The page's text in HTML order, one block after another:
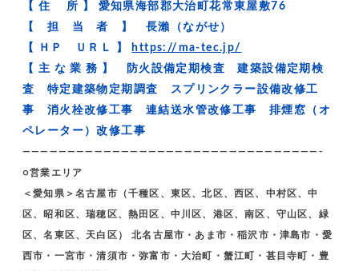
【 住 所 】 愛知県海部郡大治町花常東屋敷76
【 担 当 者 】 長瀨（ながせ）
【 ＨＰ ＵＲＬ 】
https://ma-tec.jp/
【 主 な 業 務 】 防火設備定期検査 建築設備定期検
査 特定建築物定期調査 スプリンクラー設備改修工
事 消火栓改修工事 連結送水管改修工事 排煙窓（オ
ペレーター）改修工事
—————————————————————————————————-
○営業エリア
＜愛知県＞名古屋市（千種区、東区、北区、西区、中村区、中
区、昭和区、瑞穂区、熱田区、中川区、港区、南区、守山区、緑
区、名東区、天白区） 北名古屋市・あま市・稲沢市・津島市・愛
西市・一宮市・清須市・弥富市・大治町・蟹江町・甚目寺町・豊